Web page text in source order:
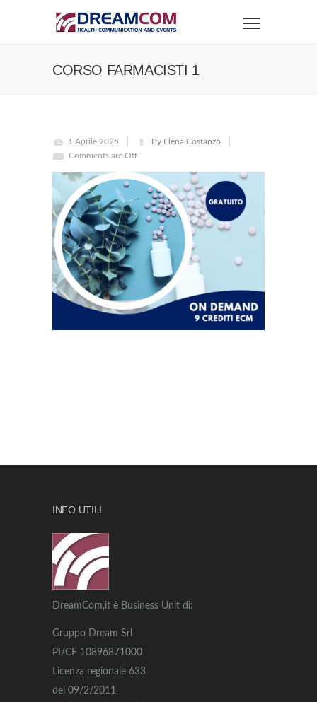
CORSO FARMACISTI 1
1 Aprile 2025
By Elena Costanzo
Comments are Off
INFO UTILI
DreamCom,it è Business Unit di:
Gruppo Dream Srl
PI/CF 10896871000
Licenza regionale 633
del 09/2/2011